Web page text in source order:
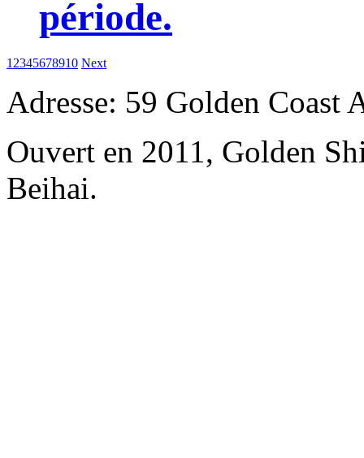
période.
1 2345678910 Next
Adresse: 59 Golden Coast
Ouvert en 2011, Golden
Beihai.